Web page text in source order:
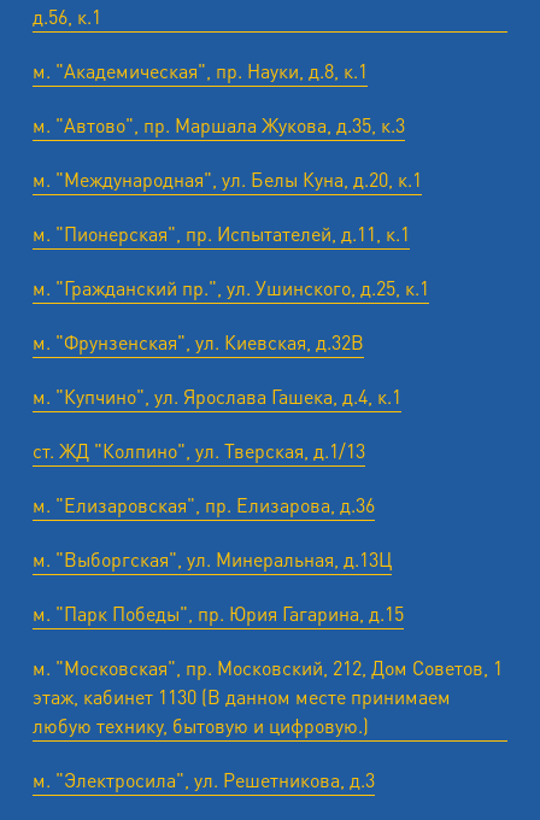
д.56, к.1
м. "Академическая", пр. Науки, д.8, к.1
м. "Автово", пр. Маршала Жукова, д.35, к.3
м. "Международная", ул. Белы Куна, д.20, к.1
м. "Пионерская", пр. Испытателей, д.11, к.1
м. "Гражданский пр.", ул. Ушинского, д.25, к.1
м. "Фрунзенская", ул. Киевская, д.32В
м. "Купчино", ул. Ярослава Гашека, д.4, к.1
ст. ЖД "Колпино", ул. Тверская, д.1/13
м. "Елизаровская", пр. Елизарова, д.36
м. "Выборгская", ул. Минеральная, д.13Ц
м. "Парк Победы", пр. Юрия Гагарина, д.15
м. "Московская", пр. Московский, 212, Дом Советов, 1
этаж, кабинет 1130 (В данном месте принимаем
любую технику, бытовую и цифровую.)
м. "Электросила", ул. Решетникова, д.3